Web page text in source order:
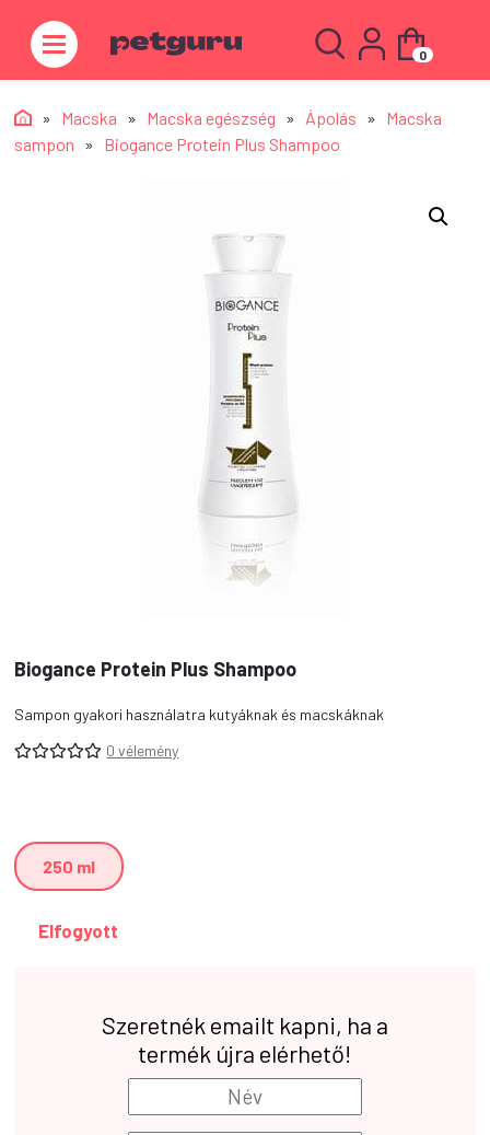
0
» Macska » Macska egészség » Ápolás » Macska
sampon » Biogance Protein Plus Shampoo
Biogance Protein Plus Shampoo
Sampon gyakori használatra kutyáknak és macskáknak
0 vélemény
250 ml
Elfogyott
Szeretnék emailt kapni, ha a
termék újra elérhető!